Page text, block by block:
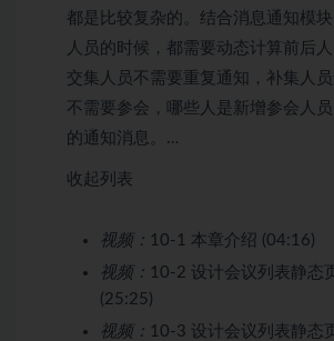
都是比较复杂的。结合消息通知模
人员的时候，都需要动态计算前后人
交集人员不需要重复通知，补集人
不需要参会，哪些人是新增参会人
的通知消息。…
收起列表
视频： 10-1 本章介绍 (04:16)
视频： 10-2 设计会议列表静态
(25:25)
视频： 10-3 设计会议列表静态